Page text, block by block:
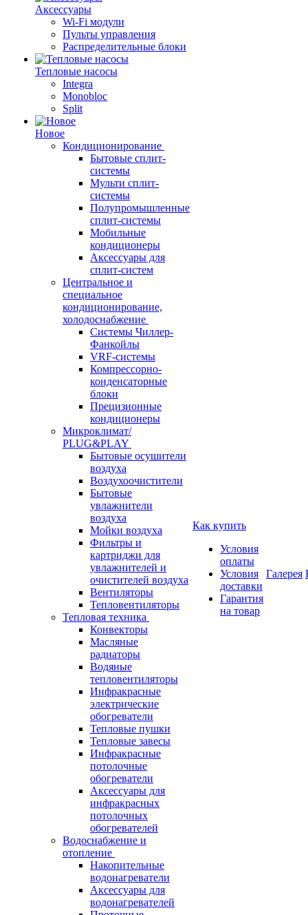
Аксессуары
Wi-Fi модули
Пульты управления
Распределительные блоки
Тепловые насосы
Integra
Monobloc
Split
Новое
Кондиционирование
Бытовые сплит-
системы
Мульти сплит-
системы
Полупромышленные
сплит-системы
Мобильные
кондиционеры
Аксессуары для
сплит-систем
Центральное и
специальное
кондиционирование,
холодоснабжение
Системы Чиллер-
Фанкойлы
VRF-системы
Компрессорно-
конденсаторные
блоки
Прецизионные
кондиционеры
Микроклимат/
PLUG&PLAY
Бытовые осушители
воздуха
Воздухоочистители
Бытовые
увлажнители
воздуха
Мойки воздуха
Фильтры и
картриджи для
увлажнителей и
очистителей воздуха
Вентиляторы
Тепловентиляторы
Тепловая техника
Конвекторы
Масляные
радиаторы
Водяные
тепловентиляторы
Инфракрасные
электрические
обогреватели
Тепловые пушки
Тепловые завесы
Инфракрасные
потолочные
обогреватели
Аксессуары для
инфракрасных
потолочных
обогревателей
Водоснабжение и
отопление
Накопительные
водонагреватели
Аксессуары для
водонагревателей
Как купить
Условия
оплаты
Условия
доставки
Гарантия
на товар
Галерея